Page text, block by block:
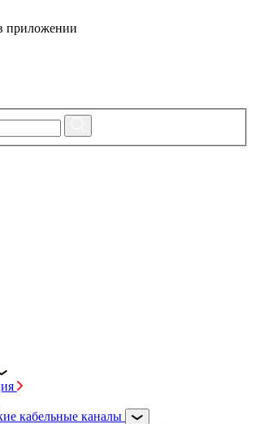
приложении
кабельные каналы